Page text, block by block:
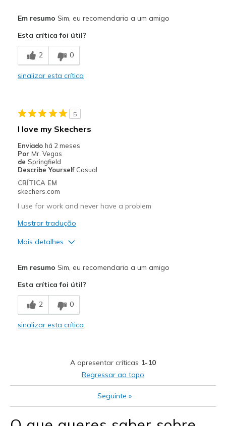
Breathe Well
Comfortable
Melhores utilizações
Going Out
Travel
Feels true to size
View On Shoes
Em resumo Sim, eu recomendaria a um amigo
Esta crítica foi útil?
2 0
sinalizar esta crítica
5
I love my Skechers
Enviado há 2 meses
Por Mr. Vegas
de Springfield
Describe Yourself Casual
CRÍTICA EM
skechers.com
I use for work and never have a problem
Mostrar tradução
Mais detalhes
Em resumo Sim, eu recomendaria a um amigo
Esta crítica foi útil?
2 0
sinalizar esta crítica
A apresentar críticas 1-10
Regressar ao topo
Seguinte »